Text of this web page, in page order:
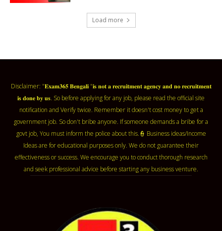
Load more
Disclaimer: "𝐄𝐱𝐚𝐦𝟑𝟔𝟓 𝐁𝐞𝐧𝐠𝐚𝐥𝐢 "𝐢𝐬 𝐧𝐨𝐭 𝐚 𝐫𝐞𝐜𝐫𝐮𝐢𝐭𝐦𝐞𝐧𝐭 𝐚𝐠𝐞𝐧𝐜𝐲 𝐚𝐧𝐝 𝐧𝐨 𝐫𝐞𝐜𝐫𝐮𝐢𝐭𝐦𝐞𝐧𝐭
𝐢𝐬 𝐝𝐨𝐧𝐞 𝐛𝐲 𝐮𝐬. So before applying for any job, please read the official site
notification and Verify twice. Remember it doesn't cost money to get a
government job. So don't bribe anyone. If someone demands a bribe for a
govt job, You must inform the police about this.👮 Business ideas/Income
Ideas are for educational purposes only. We do not guarantee their
effectiveness or success. We encourage you to conduct thorough research
and seek professional advice before starting any business venture.